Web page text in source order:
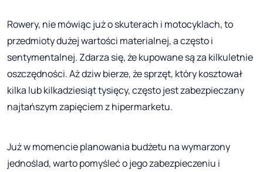
Rowery, nie mówiąc już o skuterach i motocyklach, to
przedmioty dużej wartości materialnej, a często i
sentymentalnej. Zdarza się, że kupowane są za kilkuletnie
oszczędności. Aż dziw bierze, że sprzęt, który kosztował
kilka lub kilkadziesiąt tysięcy, często jest zabezpieczany
najtańszym zapięciem z hipermarketu.
Już w momencie planowania budżetu na wymarzony
jednoślad, warto pomyśleć o jego zabezpieczeniu i